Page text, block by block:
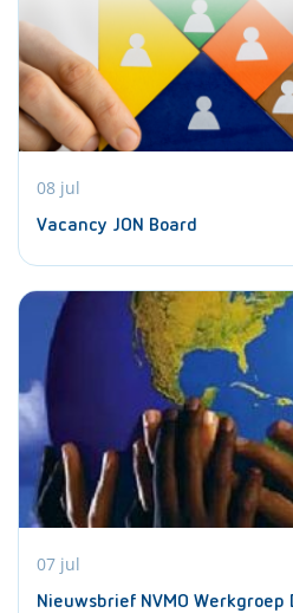
08 jul
Vacancy JON Board
07 jul
Nieuwsbrief NVMO